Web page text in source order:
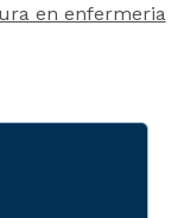
en enfermeria